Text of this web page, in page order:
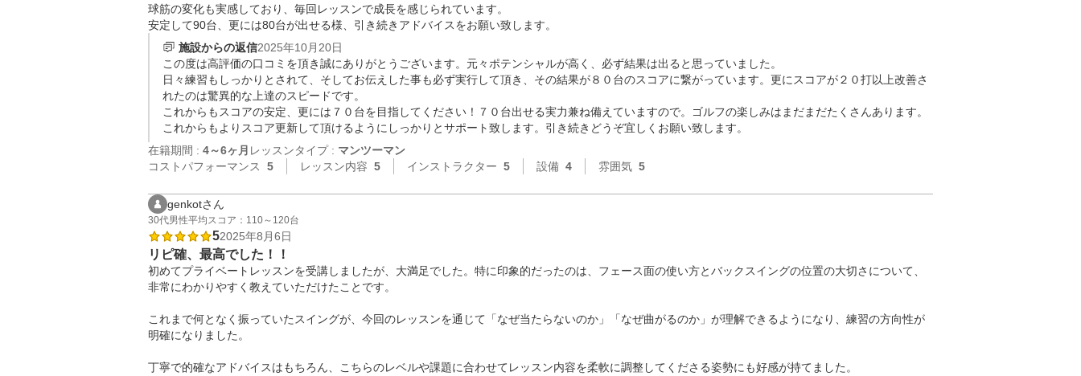
球筋の変化も実感しており、毎回レッスンで成長を感じられています。
安定して90台、更には80台が出せる様、引き続きアドバイスをお願い致します。
施設からの返信2025年10月20日
この度は高評価の口コミを頂き誠にありがとうございます。元々ポテンシャルが高く、必ず結果は出ると思っていました。
日々練習もしっかりとされて、そしてお伝えした事も必ず実行して頂き、その結果が８０台のスコアに繋がっています。更にスコアが２０打以上改善さ
れたのは驚異的な上達のスピードです。
これからもスコアの安定、更には７０台を目指してください！７０台出せる実力兼ね備えていますので。ゴルフの楽しみはまだまだたくさんあります。
これからもよりスコア更新して頂けるようにしっかりとサポート致します。引き続きどうぞ宜しくお願い致します。
在籍期間 : 4～6ヶ月 レッスンタイプ : マンツーマン
コストパフォーマンス
5 レッスン内容 5 インストラクター 5 設備 4 雰囲気 5
genkotさん
30代男性平均スコア：110～120台
52025年8月6日
リピ確、最高でした！！
初めてプライベートレッスンを受講しましたが、大満足でした。特に印象的だったのは、フェース面の使い方とバックスイングの位置の大切さについて、
非常にわかりやすく教えていただけたことです。
これまで何となく振っていたスイングが、今回のレッスンを通じて「なぜ当たらないのか」「なぜ曲がるのか」が理解できるようになり、練習の方向性が
明確になりました。
丁寧で的確なアドバイスはもちろん、こちらのレベルや課題に合わせてレッスン内容を柔軟に調整してくださる姿勢にも好感が持てました。